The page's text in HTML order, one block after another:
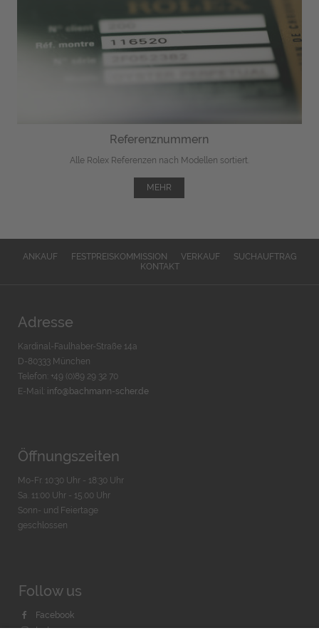
Referenznummern
Alle Rolex Referenzen nach Modellen sortiert.
MEHR
ANKAUF FESTPREISKOMMISSION VERKAUF
SUCHAUFTRAG
KONTAKT
Adresse
Kardinal-Faulhaber-Straße 14a
D-80333 München
Telefon: +49 (0)89 29 32 70
E-Mail: info@bachmann-scher.de
Öffnungszeiten
Mo-Fr. 10:30 Uhr - 18:30 Uhr
Sa. 11:00 Uhr - 15.00 Uhr
Sonn- und Feiertage
geschlossen
Follow us
Facebook
Instagram